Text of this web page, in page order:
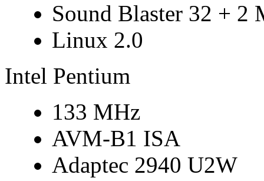
Sound Blaster 32 + 2
Linux 2.0
Intel Pentium
133 MHz
AVM-B1 ISA
Adaptec 2940 U2W